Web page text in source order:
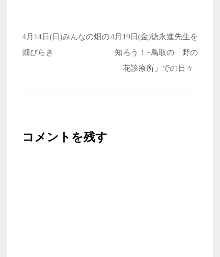
投
稿
シ
4月14日(日)みんなの畑の
畑びらき
4月19日(金)徳永進先生を
知ろう！−鳥取の「野の
花診療所」での日々−
コメントを残す